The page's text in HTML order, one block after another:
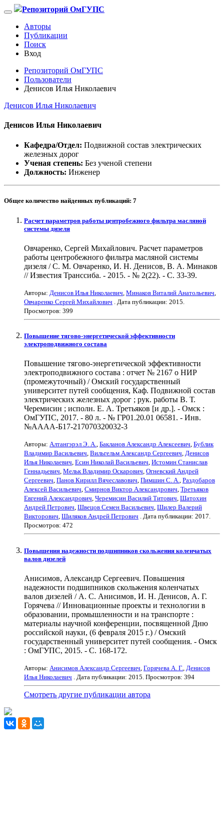
Репозиторий ОмГУПС
Авторы
Публикации
Поиск
Вход
Репозиторий ОмГУПС
Пользователи
Денисов Илья Николаевич
Денисов Илья Николаевич
Денисов Илья Николаевич
Кафедра/Отдел: Подвижной состав электрических
железных дорог
Ученая степень: Без ученой степени
Должность: Инженер
Общее количество найденных публикаций: 7
Расчет параметров работы центробежного фильтра масляной
системы дизеля
Овчаренко, Сергей Михайлович. Расчет параметров
работы центробежного фильтра масляной системы
дизеля / С. М. Овчаренко, И. Н. Денисов, В. А. Минаков
// Известия Транссиба. - 2015. - № 2(22). - С. 33-39.
Авторы: Денисов Илья Николаевич, Минаков Виталий Анатольевич,
Овчаренко Сергей Михайлович . Дата публикации: 2015.
Просмотров: 399
Повышение тягово-энергетической эффективности
электроподвижного состава
Повышение тягово-энергетической эффективности
электроподвижного состава : отчет № 2167 о НИР
(промежуточный) / Омский государственный
университет путей сообщения, Каф. Подвижной состав
электрических железных дорог ; рук. работы В. Т.
Черемисин ; исполн. Е. А. Третьяков [и др.]. - Омск :
ОмГУПС, 2017. - 80 л. - № ГР01.20.01 06581. - Инв.
№АААА-Б17-217070320032-3
Авторы: Алтангэрэл Э. А., Бакланов Александр Алексеевич, Бублик
Владимир Васильевич, Вильгельм Александр Сергеевич, Денисов
Илья Николаевич, Есин Николай Васильевич, Истомин Станислав
Геннадьевич, Мельк Владимир Оскарович, Огневский Андрей
Сергеевич, Панов Кирилл Вячеславович, Пимшин С. А., Раздобаров
Алексей Васильевич, Смирнов Виктор Александрович, Третьяков
Евгений Александрович, Черемисин Василий Титович, Шатохин
Андрей Петрович, Швецов Семен Васильевич, Шилер Валерий
Викторович, Шиляков Андрей Петрович . Дата публикации: 2017.
Просмотров: 472
Повышения надежности подшипников скольжения коленчатых
валов дизелей
Анисимов, Александр Сергеевич. Повышения
надежности подшипников скольжения коленчатых
валов дизелей / А. С. Анисимов, И. Н. Денисов, А. Г.
Горячева // Инновационные проекты и технологии в
образовании, промышленности и на транспорте :
материалы научной конференции, посвященной Дню
российской науки, (6 февраля 2015 г.) / Омский
государственный университет путей сообщения. - Омск
: ОмГУПС, 2015. - С. 168-172.
Авторы: Анисимов Александр Сергеевич Горячева А. Г. Денисов
Илья Николаевич . Дата публикации: 2015 . Просмотров: 394
Смотреть другие публикации автора